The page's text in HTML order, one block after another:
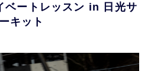
ベートレッスン in 日光サ
ーキット